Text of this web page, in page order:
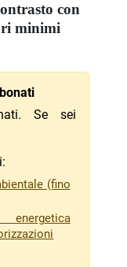
con
minimi
Se sei
(fino